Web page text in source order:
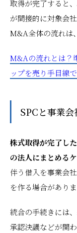
取得が完了すると
が間接的に対象会
M&A全体の流れは
M&Aの流れとは？
ップを売り手目線
SPCと事業
株式取得が完了し
の法人にまとめる
伴う借入を事業会
を作る場合がありま
統合の手続きには
承認決議などが関